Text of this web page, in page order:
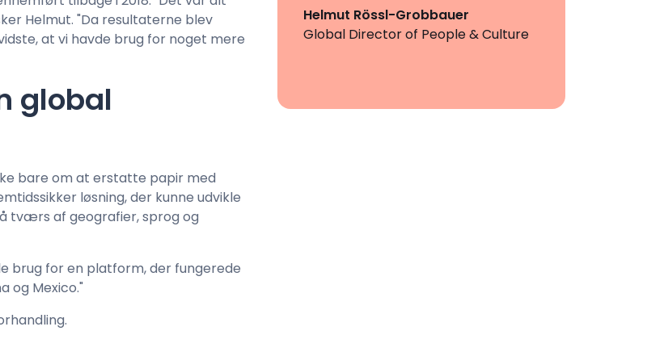
Helmut. "Da resultaterne blev
at vi havde brug for noget mere
global
bare om at erstatte papir med
løsning, der kunne udvikle
tværs af geografier, sprog og
brug for en platform, der fungerede
og Mexico."
Helmut Rössl-Grobbauer
Global Director of People & Culture